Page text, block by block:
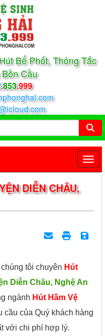
Bể Phốt, Thông Tắc
Cầu
.853.999
DIỄN CHÂU,
chúng tôi chuyên Hút
Diễn Châu, Nghệ An
ngành Hút Hầm Vệ
của Quý khách hàng
với chi phí hợp lý.